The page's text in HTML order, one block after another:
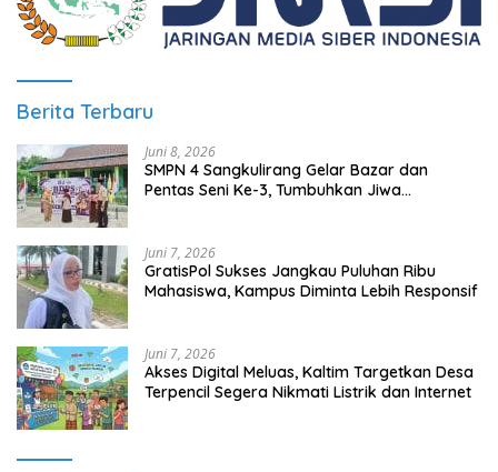
Berita Terbaru
Juni 8, 2026
SMPN 4 Sangkulirang Gelar Bazar dan
Pentas Seni Ke-3, Tumbuhkan Jiwa
Juni 7, 2026
GratisPol Sukses Jangkau Puluhan Ribu
Mahasiswa, Kampus Diminta Lebih Responsif
Juni 7, 2026
Akses Digital Meluas, Kaltim Targetkan Desa
Terpencil Segera Nikmati Listrik dan Internet